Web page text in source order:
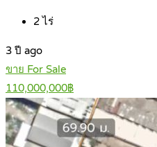
2 ไร่
3 ปี ago
ขาย For Sale
110,000,000฿